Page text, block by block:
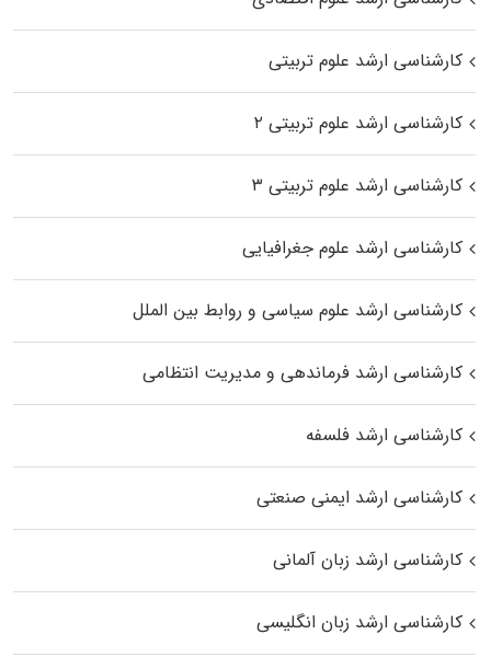
کارشناسی ارشد علوم تربیتی
کارشناسی ارشد علوم تربیتی ۲
کارشناسی ارشد علوم تربیتی ۳
کارشناسی ارشد علوم جغرافیایی
کارشناسی ارشد علوم سیاسی و روابط بین الملل
کارشناسی ارشد فرماندهی و مدیریت انتظامی
کارشناسی ارشد فلسفه
کارشناسی ارشد ایمنی صنعتی
کارشناسی ارشد زبان آلمانی
کارشناسی ارشد زبان انگلیسی